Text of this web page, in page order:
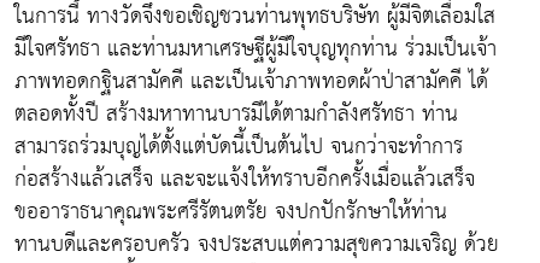
ในการนี้ ทางวัดจึงขอเชิญชวนท่านพุทธบริษัท ผู้มีจิตเลื่อมใส
มีใจศรัทธา และท่านมหาเศรษฐีผู้มีใจบุญทุกท่าน ร่วมเป็นเจ้า
ภาพทอดกฐินสามัคคี และเป็นเจ้าภาพทอดผ้าป่าสามัคคี ได้
ตลอดทั้งปี สร้างมหาทานบารมีได้ตามกำลังศรัทธา ท่าน
สามารถร่วมบุญได้ตั้งแต่บัดนี้เป็นต้นไป จนกว่าจะทำการ
ก่อสร้างแล้วเสร็จ และจะแจ้งให้ทราบอีกครั้งเมื่อแล้วเสร็จ
ขออาราธนาคุณพระศรีรัตนตรัย จงปกปักรักษาให้ท่าน
ทานบดีและครอบครัว จงประสบแต่ความสุขความเจริญ ด้วย